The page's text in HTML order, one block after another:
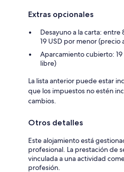
Extras opcionales
Desayuno a la carta: entre
19 USD por menor (precio
Aparcamiento cubierto:
libre)
La lista anterior puede estar
que los impuestos no estén
cambios.
Otros detalles
Este alojamiento está
profesional. La prestación de
vinculada a una actividad
profesión.